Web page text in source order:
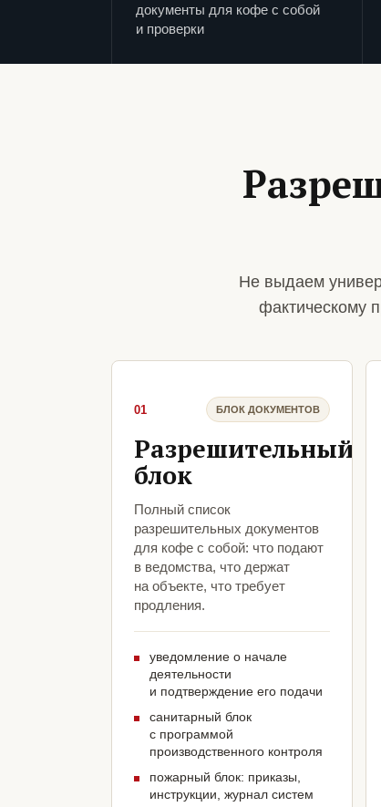
документы для кофе с собой
и проверки
Не выдаем
фактическому
01 БЛОК ДОКУМЕНТОВ
Разрешительный
блок
Полный список
разрешительных документов
для кофе с собой: что подают
в ведомства, что держат
на объекте, что требует
продления.
уведомление о начале
деятельности
и подтверждение его подачи
санитарный блок
с программой
производственного контроля
пожарный блок: приказы,
инструкции, журнал систем